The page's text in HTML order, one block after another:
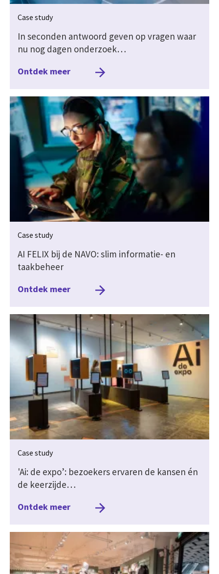
Case study
In seconden antwoord geven op vragen waar
nu nog dagen onderzoek…
Ontdek meer
Case study
AI FELIX bij de NAVO: slim informatie- en
taakbeheer
Ontdek meer
Case study
'Ai: de expo’: bezoekers ervaren de kansen én
de keerzijde…
Ontdek meer